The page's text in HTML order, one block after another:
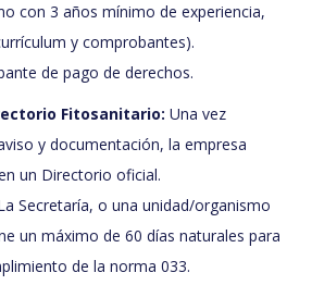
con 3 años mínimo de experiencia,
y comprobantes).
de pago de derechos.
Fitosanitario: Una vez
y documentación, la empresa
un Directorio oficial.
Secretaría, o una unidad/organismo
un máximo de 60 días naturales para
de la norma 033.